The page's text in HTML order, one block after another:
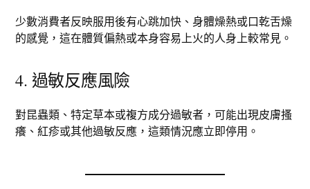
少數消費者反映服用後有心跳加快、身體燥熱或口乾舌燥
的感覺，這在體質偏熱或本身容易上火的人身上較常見。
4. 過敏反應風險
對昆蟲類、特定草本或複方成分過敏者，可能出現皮膚搔
癢、紅疹或其他過敏反應，這類情況應立即停用。